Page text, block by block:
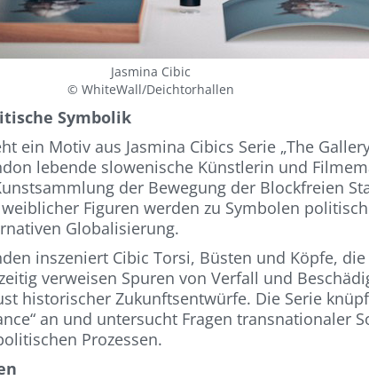
Jasmina Cibic
© WhiteWall/Deichtorhallen
Symbolik
ein Motiv aus Jasmina Cibics Serie „The
lebende slowenische Künstlerin und
der Bewegung der Blockfreien
Figuren werden zu Symbolen
Globalisierung.
inszeniert Cibic Torsi, Büsten und Köpfe,
verweisen Spuren von Verfall und
historischer Zukunftsentwürfe. Die Serie
an und untersucht Fragen transnationaler
Prozessen.